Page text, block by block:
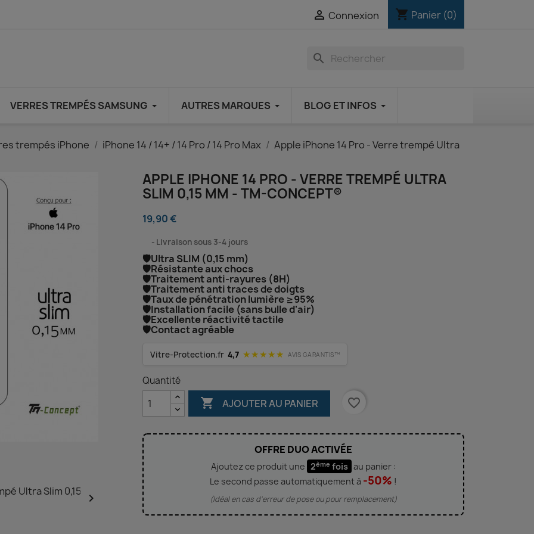
 Connexion shopping_cart Panier (0)
search
VERRES TREMPÉS SAMSUNG AUTRES MARQUES BLOG ET INFOS
trempés iPhone iPhone 14 / 14+ / 14 Pro / 14 Pro Max Apple iPhone 14 Pro - Verre trempé Ultra

APPLE IPHONE 14 PRO - VERRE TREMPÉ ULTRA
SLIM 0,15 MM - TM-CONCEPT®
19,90 €
Livraison sous 3-4 jours
🛡️Ultra SLIM (0,15 mm)
🛡️Résistante aux chocs
🛡️Traitement anti-rayures (8H)
🛡️Traitement anti traces de doigts
🛡️Taux de pénétration lumière ≥95%
🛡️Installation facile (sans bulle d'air)
🛡️Excellente réactivité tactile
🛡️Contact agréable
Vitre-Protection.fr 4,7 ★★★★★ AVIS GARANTIS™
Quantité
 AJOUTER AU PANIER favorite_border
OFFRE DUO ACTIVÉE
Ajoutez ce produit une 2ème fois au panier :
Le second passe automatiquement à -50% !
(Idéal en cas d'erreur de pose ou pour remplacement)